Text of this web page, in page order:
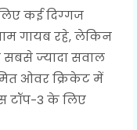
कई दिग्‍गज
गायब रहे, लेकिन
ज्‍यादा सवाल
ओवर क्रिकेट में
टॉप-3 के लिए